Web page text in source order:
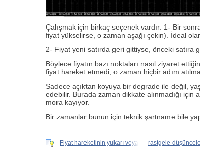
Çalışmak için birkaç seçenek vardır: 1- Bir
fiyat yükselirse, o zaman aşağı çekin). İdeal
2- Fiyat yeni satırda geri gittiyse, önceki satıra
Böylece fiyatın bazı noktaları nasıl ziyaret
fiyat hareket etmedi, o zaman hiçbir adım
Sadece açıktan koyuya bir degrade ile değil,
edebilir. Burada zaman dikkate alınmadığı için
mora kayıyor.
Bir zamanlar bunun için teknik şartname bile
Fiyat hareketinin yukarı veya rastgele